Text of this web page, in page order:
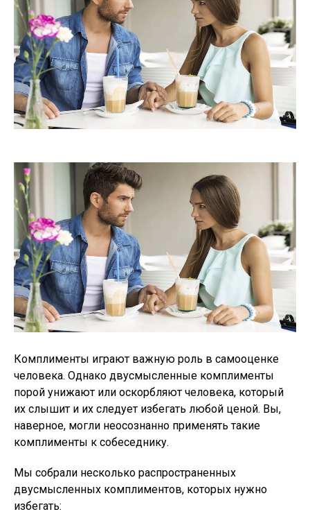
Комплименты играют важную роль в самооценке
человека. Однако двусмысленные комплименты
порой унижают или оскорбляют человека, который
их слышит и их следует избегать любой ценой. Вы,
наверное, могли неосознанно применять такие
комплименты к собеседнику.
Мы собрали несколько распространенных
двусмысленных комплиментов, которых нужно
избегать: